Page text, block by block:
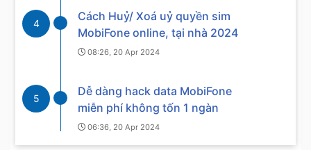
4
Cách Huỷ/ Xoá uỷ quyền sim
MobiFone online, tại nhà 2024
08:26, 20 Apr 2024
5
Dễ dàng hack data MobiFone
miễn phí không tốn 1 ngàn
06:36, 20 Apr 2024